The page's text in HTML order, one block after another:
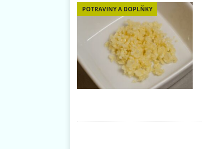
POTRAVINY A DOPLŇKY